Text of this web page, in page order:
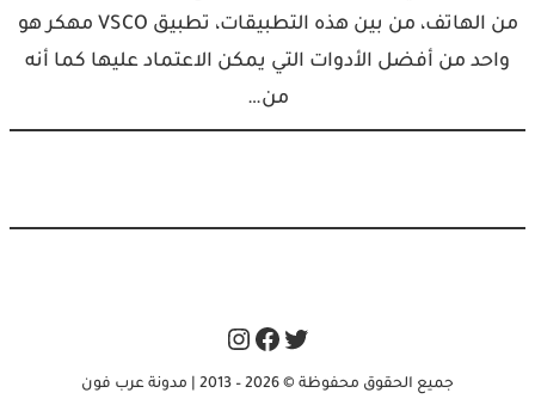
من الهاتف، من بين هذه التطبيقات، تطبيق VSCO مهكر هو
واحد من أفضل الأدوات التي يمكن الاعتماد عليها كما أنه
من…
Twitter
Facebook
Instagram
جميع الحقوق محفوظة © 2026 – 2013 | مدونة عرب فون